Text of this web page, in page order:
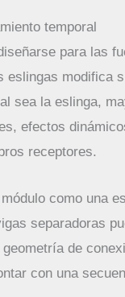
temporal
para las
eslingas modifica
sea la eslinga,
efectos
receptores.
como una
separadoras
de
con una